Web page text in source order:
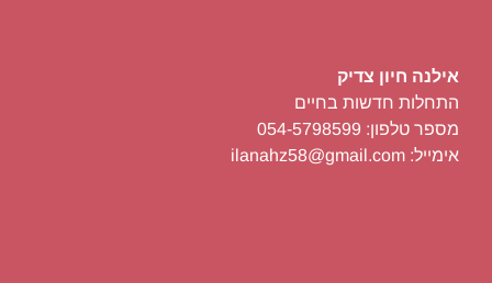
אילנה חיון צדיק
התחלות חדשות בחיים
מספר טלפון: 054-5798599
אימייל: ilanahz58@gmail.com
להגיע להערכה עצמית גבוהה​